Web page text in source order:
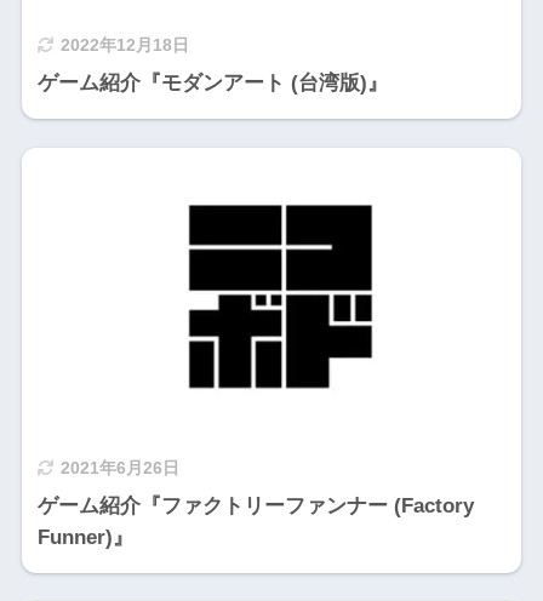
2022年12月18日
ゲーム紹介『モダンアート (台湾版)』
2021年6月26日
ゲーム紹介『ファクトリーファンナー (Factory
Funner)』